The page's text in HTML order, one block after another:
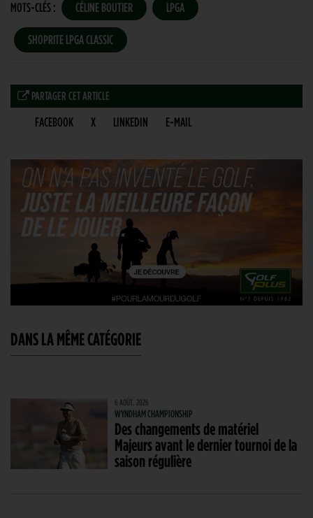
MOTS-CLÉS : CÉLINE BOUTIER LPGA
SHOPRITE LPGA CLASSIC
PARTAGER CET ARTICLE
FACEBOOK X LINKEDIN E-MAIL
DANS LA MÊME CATÉGORIE
6 AOÛT. 2026
WYNDHAM CHAMPIONSHIP
Des changements de matériel
Majeurs avant le dernier tournoi de la
saison régulière